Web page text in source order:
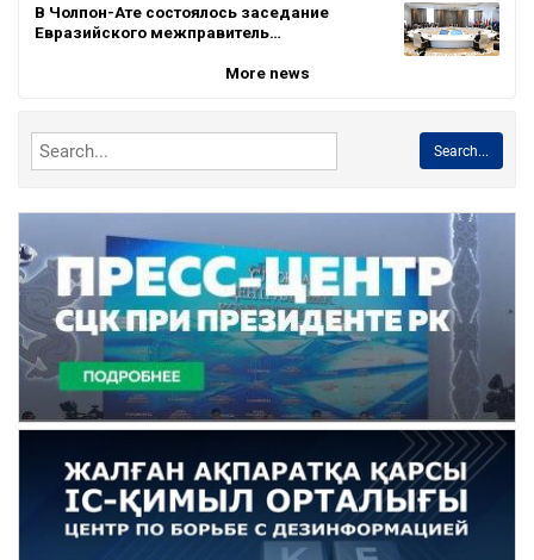
В Чолпон-Ате состоялось заседание
Евразийского межправитель…
More news
Search...